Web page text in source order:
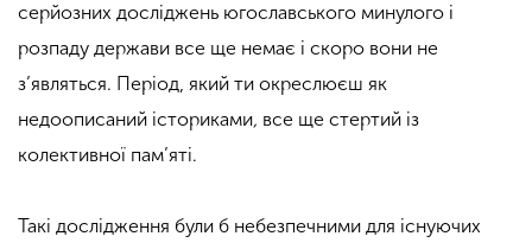
серйозних досліджень югославського минулого і
розпаду держави все ще немає і скоро вони не
з’являться. Період, який ти окреслюєш як
недоописаний істориками, все ще стертий із
колективної пам’яті.
Такі дослідження були б небезпечними для існуючих